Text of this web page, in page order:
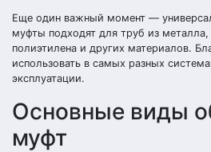
Еще один важный момент —
муфты подходят для труб из
полиэтилена и других материалов.
использовать в самых разных
эксплуатации.
Основные виды
муфт